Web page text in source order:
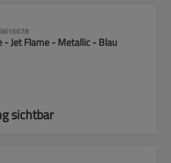
- Jet Flame - Metallic - Blau
sichtbar